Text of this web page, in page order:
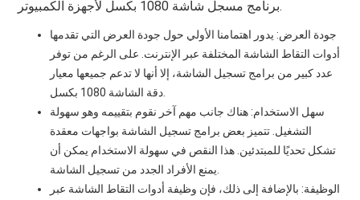
برنامج مسجل شاشة 1080 بكسل لأجهزة الكمبيوتر.
جودة العرض: يدور اهتمامنا الأولي حول جودة العرض التي تقدمها
أدوات التقاط الشاشة المختلفة عبر الإنترنت. على الرغم من توفر
عدد كبير من برامج تسجيل الشاشة، إلا أنها لا تدعم جميعها معيار
سهل الاستخدام: هناك جانب مهم آخر نقوم بتقييمه وهو سهولة
التشغيل. تتميز بعض برامج تسجيل الشاشة بواجهات معقدة
تشكل تحديًا للمبتدئين. هذا النقص في سهولة الاستخدام يمكن أن
الوظيفة: بالإضافة إلى ذلك، فإن وظيفة أدوات التقاط الشاشة عبر